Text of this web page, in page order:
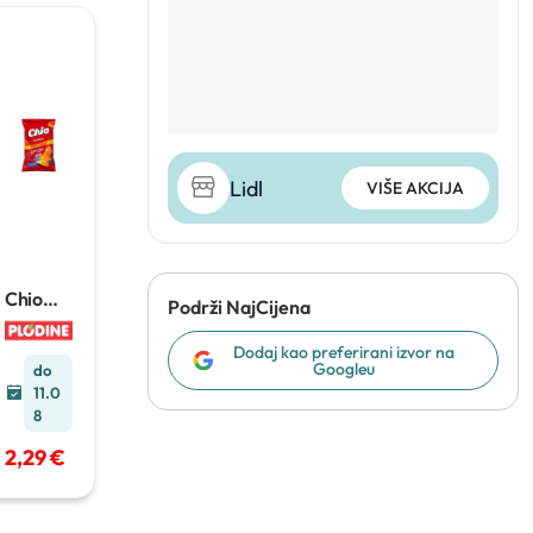
Chio
čips
190–
200 g
do
11.0
8
2,29 €
Lidl VIŠE AKCIJA
Podrži NajCijena
Dodaj kao preferirani izvor na
Googleu